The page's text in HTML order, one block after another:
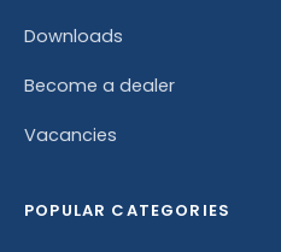
Downloads
Become a dealer
Vacancies
POPULAR CATEGORIES